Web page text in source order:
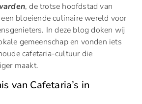
, de trotse hoofdstad van
bloeiende culinaire wereld voor
In deze blog doken wij
gemeenschap en vonden iets
cafetaria-cultuur die
maakt.
van Cafetaria’s in